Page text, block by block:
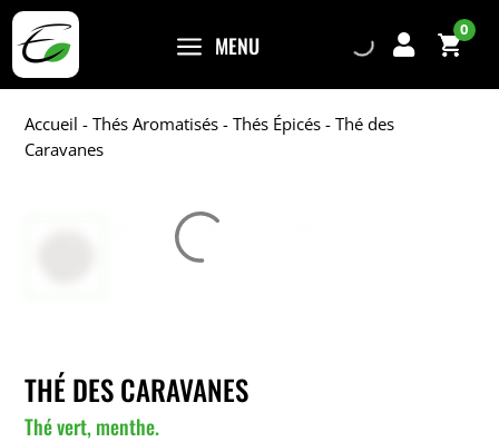
a MENU 
0
Accueil -Thés Aromatisés -Thés Épicés - Thé des
Caravanes
THÉ DES CARAVANES
Thé vert, menthe.